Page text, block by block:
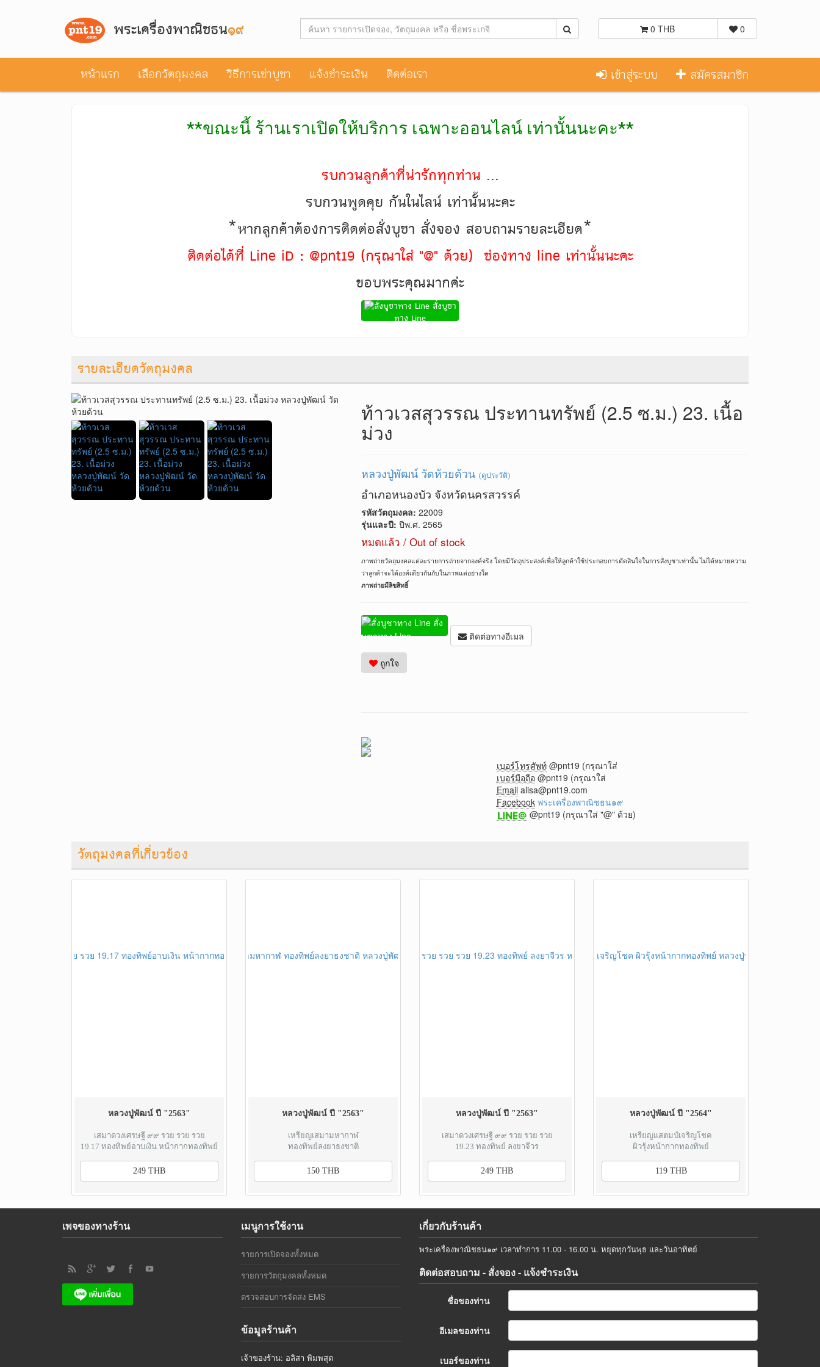
พระเครื่องพาณิชธน๑๙ 0 THB 0
หน้าแรก เลือกวัตถุมงคล วิธีการเช่าบูชา แจ้งชำระเงิน ติดต่อเรา เข้าสู่ระบบ สมัครสมาชิก
**ขณะนี้ ร้านเราเปิดให้บริการ เฉพาะออนไลน์ เท่านั้นนะคะ**
รบกวนลูกค้าที่น่ารักทุกท่าน ...
รบกวนพูดคุย กันในไลน์ เท่านั้นนะคะ
*หากลูกค้าต้องการติดต่อสั่งบูชา สั่งจอง สอบถามรายละเอียด*
ติดต่อได้ที่ Line iD : @pnt19 (กรุณาใส่ "@" ด้วย) ช่องทาง line เท่านั้นนะคะ
ขอบพระคุณมากค่ะ
สั่งบูชา
ทาง Line
รายละเอียดวัตถุมงคล
ท้าวเวสสุวรรณ ประทานทรัพย์ (2.5 ซ.ม.) 23. เนื้อ
ม่วง
หลวงปู่พัฒน์ วัดห้วยด้วน (ดูประวัติ)
อำเภอหนองบัว จังหวัดนครสวรรค์
รหัสวัตถุมงคล: 22009
รุ่นและปี: ปีพ.ศ. 2565
หมดแล้ว / Out of stock
ภาพถ่ายวัตถุมงคลแต่ละรายการถ่ายจากองค์จริง โดยมีวัตถุประสงค์เพื่อให้ลูกค้าใช้ประกอบการตัดสินใจในการสั่งบูชาเท่านั้น ไม่ได้หมายความ
ว่าลูกค้าจะได้องค์เดียวกันกับในภาพแต่อย่างใด
ภาพถ่ายมีลิขสิทธิ์
สั่ง
บูชาทาง Line
ติดต่อทางอีเมล
ถูกใจ
เบอร์โทรศัพท์@pnt19 (กรุณาใส่
เบอร์มือถือ@pnt19 (กรุณาใส่
Email alisa@pnt19.com
Facebook พระเครื่องพาณิชธน๑๙
@pnt19 (กรุณาใส่ "@" ด้วย)
วัตถุมงคลที่เกี่ยวข้อง
หลวงปู่พัฒน์ ปี "2563"
เสมาดวงเศรษฐี ๙๙ รวย รวย รวย
19.17 ทองทิพย์อาบเงิน หน้ากากทองทิพย์
249 THB
หลวงปู่พัฒน์ ปี "2563"
เหรียญเสมามหากาฬ
ทองทิพย์ลงยาธงชาติ
150 THB
หลวงปู่พัฒน์ ปี "2563"
เสมาดวงเศรษฐี ๙๙ รวย รวย รวย
19.23 ทองทิพย์ ลงยาจีวร
249 THB
หลวงปู่พัฒน์ ปี "2564"
เหรียญแสตมป์เจริญโชค
ผิวรุ้งหน้ากากทองทิพย์
119 THB
เพจของทางร้าน เมนูการใช้งาน
รายการเปิดจองทั้งหมด
รายการวัตถุมงคลทั้งหมด
ตรวจสอบการจัดส่ง EMS
ข้อมูลร้านค้า
เจ้าของร้าน: อลิสา พิมพสุต
เกี่ยวกับร้านค้า
พระเครื่องพาณิชธน๑๙ เวลาทำการ 11.00 - 16.00 น. หยุดทุกวันพุธ และวันอาทิตย์
ติดต่อสอบถาม - สั่งจอง - แจ้งชำระเงิน
ชื่อของท่าน
อีเมลของท่าน
เบอร์ของท่าน